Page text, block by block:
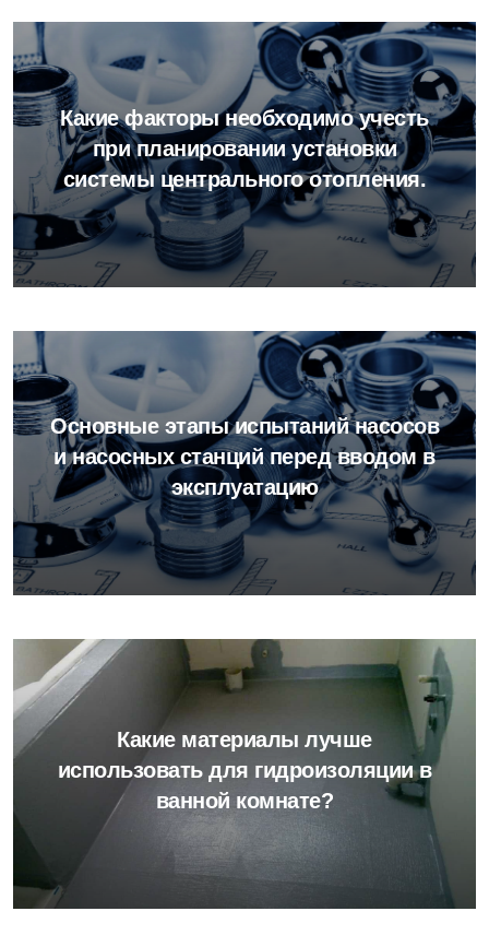
Какие факторы необходимо учесть
при планировании установки
системы центрального отопления.
Основные этапы испытаний насосов
и насосных станций перед вводом в
эксплуатацию
Какие материалы лучше
использовать для гидроизоляции в
ванной комнате?